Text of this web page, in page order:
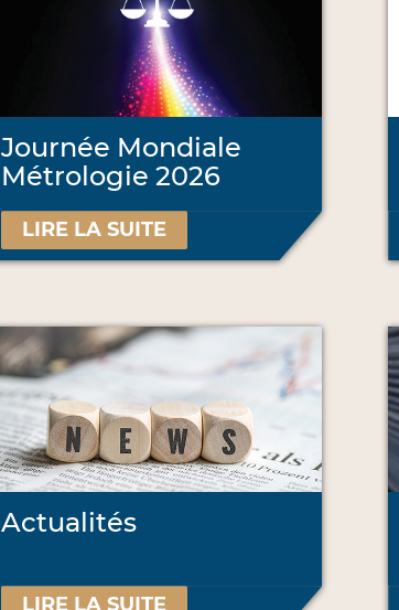
Journée Mondiale
Métrologie 2026
LIRE LA SUITE
Actualités
LIRE LA SUITE